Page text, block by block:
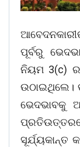
ପୂର୍ବରୁ
ନିୟମ 3(c) ର
ଉଠାଇଥିଲେ।
ଭେଦଭାବକୁ
ସୂର୍ଯ୍ୟକାନ୍ତ